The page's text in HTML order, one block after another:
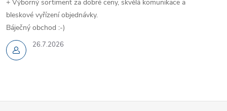
26.7.2026
+ Výborný sortiment za dobré ceny, skvělá komunikace a
bleskové vyřízení objednávky.
Báječný obchod :-)